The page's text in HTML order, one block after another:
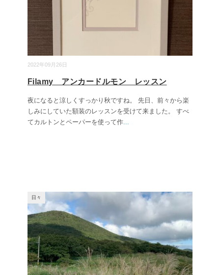
2022年09月26日
Filamy アンカードルモン レッスン
夜になると涼しくすっかり秋ですね。 先日、前々から楽
しみにしていた額装のレッスンを受けて来ました。 すべ
てカルトンとペーパーを使って作...
日々